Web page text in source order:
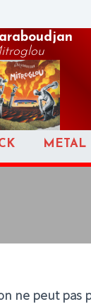
METAL
ne peut pas